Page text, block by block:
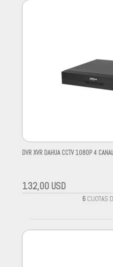
DVR XVR DAHUA CCTV 1080P 4
132,00 USD
6CUOTAS